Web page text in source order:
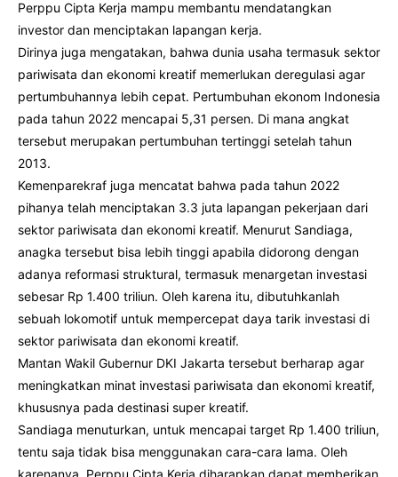
Perppu Cipta Kerja mampu membantu mendatangkan
investor dan menciptakan lapangan kerja.
Dirinya juga mengatakan, bahwa dunia usaha termasuk sektor
pariwisata dan ekonomi kreatif memerlukan deregulasi agar
pertumbuhannya lebih cepat. Pertumbuhan ekonom Indonesia
pada tahun 2022 mencapai 5,31 persen. Di mana angkat
tersebut merupakan pertumbuhan tertinggi setelah tahun
2013.
Kemenparekraf juga mencatat bahwa pada tahun 2022
pihanya telah menciptakan 3.3 juta lapangan pekerjaan dari
sektor pariwisata dan ekonomi kreatif. Menurut Sandiaga,
anagka tersebut bisa lebih tinggi apabila didorong dengan
adanya reformasi struktural, termasuk menargetan investasi
sebesar Rp 1.400 triliun. Oleh karena itu, dibutuhkanlah
sebuah lokomotif untuk mempercepat daya tarik investasi di
sektor pariwisata dan ekonomi kreatif.
Mantan Wakil Gubernur DKI Jakarta tersebut berharap agar
meningkatkan minat investasi pariwisata dan ekonomi kreatif,
khususnya pada destinasi super kreatif.
Sandiaga menuturkan, untuk mencapai target Rp 1.400 triliun,
tentu saja tidak bisa menggunakan cara-cara lama. Oleh